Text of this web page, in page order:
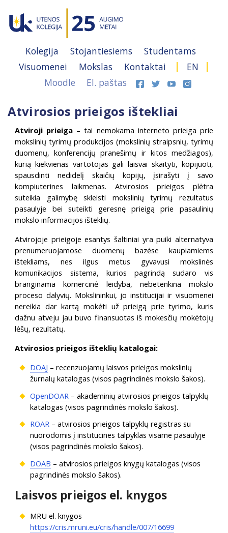
Kolegija Stojantiesiems
Studentams
Visuomenei
Mokslas Kontaktai
EN
Moodle
El. paštas
Atvirosios prieigos ištekliai
Atviroji prieiga – tai nemokama interneto prieiga prie
mokslinių tyrimų produkcijos (mokslinių straipsnių, tyrimų
duomenų, konferencijų pranešimų ir kitos medžiagos),
kurią kiekvienas vartotojas gali laisvai skaityti, kopijuoti,
spausdinti nedidelį skaičių kopijų, įsirašyti į savo
kompiuterines laikmenas. Atvirosios prieigos plėtra
suteikia galimybę skleisti mokslinių tyrimų rezultatus
pasaulyje bei suteikti geresnę prieigą prie pasaulinių
mokslo informacijos išteklių.
Atvirojoje prieigoje esantys šaltiniai yra puiki alternatyva
prenumeruojamose duomenų bazėse kaupiamiems
ištekliams, nes ilgus metus gyvavusi mokslinės
komunikacijos sistema, kurios pagrindą sudaro vis
branginama komercinė leidyba, nebetenkina mokslo
proceso dalyvių. Mokslininkui, jo institucijai ir visuomenei
nereikia dar kartą mokėti už prieigą prie tyrimo, kuris
dažnu atveju jau buvo finansuotas iš mokesčių mokėtojų
lėšų, rezultatų.
Atvirosios prieigos išteklių katalogai:
DOAJ – recenzuojamų laisvos prieigos mokslinių
žurnalų katalogas (visos pagrindinės mokslo šakos).
OpenDOAR – akademinių atvirosios prieigos talpyklų
katalogas (visos pagrindinės mokslo šakos).
ROAR – atvirosios prieigos talpyklų registras su
nuorodomis į institucines talpyklas visame pasaulyje
(visos pagrindinės mokslo šakos).
DOAB – atvirosios prieigos knygų katalogas (visos
pagrindinės mokslo šakos).
Laisvos prieigos el. knygos
MRU el. knygos
https://cris.mruni.eu/cris/handle/007/16699